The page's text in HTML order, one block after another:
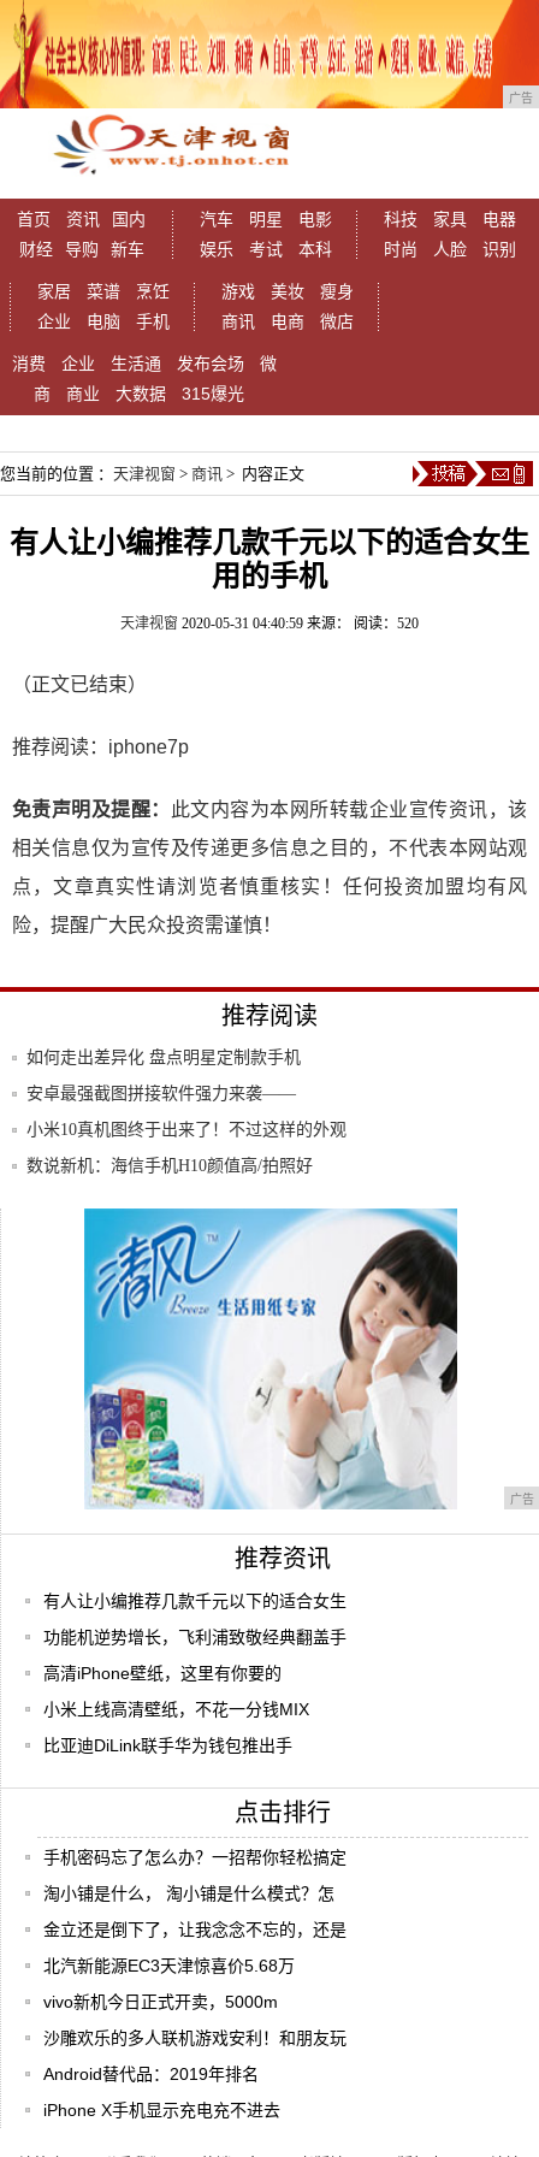
广告
首页 资讯
国内
财经
导购 新车
汽车 明星
电影
娱乐
考试 本科
科技 家具
电器
时尚
人脸 识别
家居 菜谱
烹饪
企业
电脑 手机
游戏 美妆
瘦身
商讯
电商 微店
消费 企业 生活通 发布会场
微
商
商业 大数据 315爆光
您当前的位置 ： 天津视窗 > 商讯 > 内容正文
有人让小编推荐几款千元以下的适合女生
用的手机
天津视窗 2020-05-31 04:40:59 来源： 阅读：520
（正文已结束）
推荐阅读： iphone7p
免责声明及提醒：
此文内容为本网所转载企业宣传资讯，该
相关信息仅为宣传及传递更多信息之目的，不代表本网站观
点，文章真实性请浏览者慎重核实！任何投资加盟均有风
险，提醒广大民众投资需谨慎！
推荐阅读
如何走出差异化 盘点明星定制款手机
安卓最强截图拼接软件强力来袭——
PPIICC
小米10真机图终于出来了！不过这样的外观
设计
数说新机：海信手机H10颜值高/拍照好
贫穷限制了我的认知 1万6一部的钛金8848
广告
推荐资讯
有人让小编推荐几款千元以下的适合女生
功能机逆势增长，飞利浦致敬经典翻盖手
高清iPhone壁纸，这里有你要的
小米上线高清壁纸，不花一分钱MIX
比亚迪DiLink联手华为钱包推出手
点击排行
手机密码忘了怎么办？一招帮你轻松搞定
淘小铺是什么， 淘小铺是什么模式？怎
金立还是倒下了，让我念念不忘的，还是
北汽新能源EC3天津惊喜价5.68万
vivo新机今日正式开卖，5000m
沙雕欢乐的多人联机游戏安利！和朋友玩
Android替代品：2019年排名
iPhone X手机显示充电充不进去